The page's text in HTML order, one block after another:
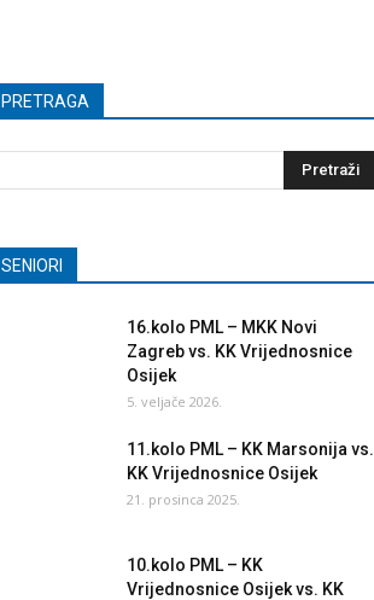
PRETRAGA
SENIORI
16.kolo PML – MKK Novi
Zagreb vs. KK Vrijednosnice
Osijek
5. veljače 2026.
11.kolo PML – KK Marsonija vs.
KK Vrijednosnice Osijek
21. prosinca 2025.
10.kolo PML – KK
Vrijednosnice Osijek vs. KK